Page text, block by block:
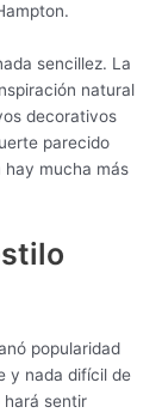
sencillez. La
natural
decorativos
parecido
hay mucha más
popularidad
y nada difícil de
hará sentir